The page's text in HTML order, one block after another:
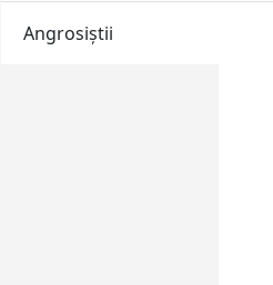
Angrosiştii